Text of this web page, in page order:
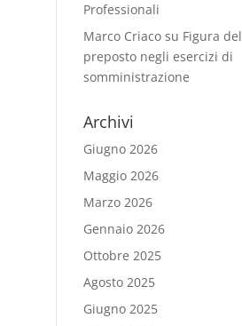
Professionali
Marco Criaco su Figura del
preposto negli esercizi di
somministrazione
Archivi
Giugno 2026
Maggio 2026
Marzo 2026
Gennaio 2026
Ottobre 2025
Agosto 2025
Giugno 2025